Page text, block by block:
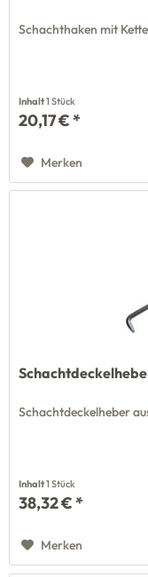
Schachthaken mit
Inhalt1 Stück
20,17 € *
Merken
Schachtdeckelheber
Inhalt1 Stück
38,32 € *
Merken